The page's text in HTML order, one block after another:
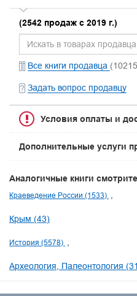
(2542 продаж с 2019 г.)
Все книги продавца
Задать вопрос продавцу
Условия оплаты и
Дополнительные услуги
Аналогичные книги
Краеведение России (1533)
Крым (43)
История (5578)
Археология, Палеонтология